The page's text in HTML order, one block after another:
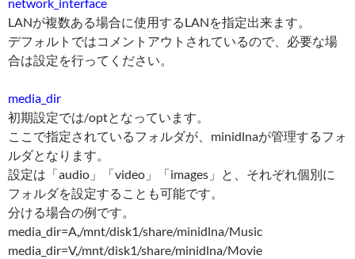
LANが複数ある場合に使用するLANを指定出来ます。
デフォルトではコメントアウトされているので、必要な場
合は設定を行ってください。
media_dir
初期設定では/optとなっています。
ここで指定されているフォルダが、minidlnaが管理するフォ
ルダとなります。
設定は「audio」「video」「images」と、それぞれ個別に
フォルダを設定することも可能です。
分ける場合の例です。
media_dir=A,/mnt/disk1/share/minidlna/Music
media_dir=V,/mnt/disk1/share/minidlna/Movie